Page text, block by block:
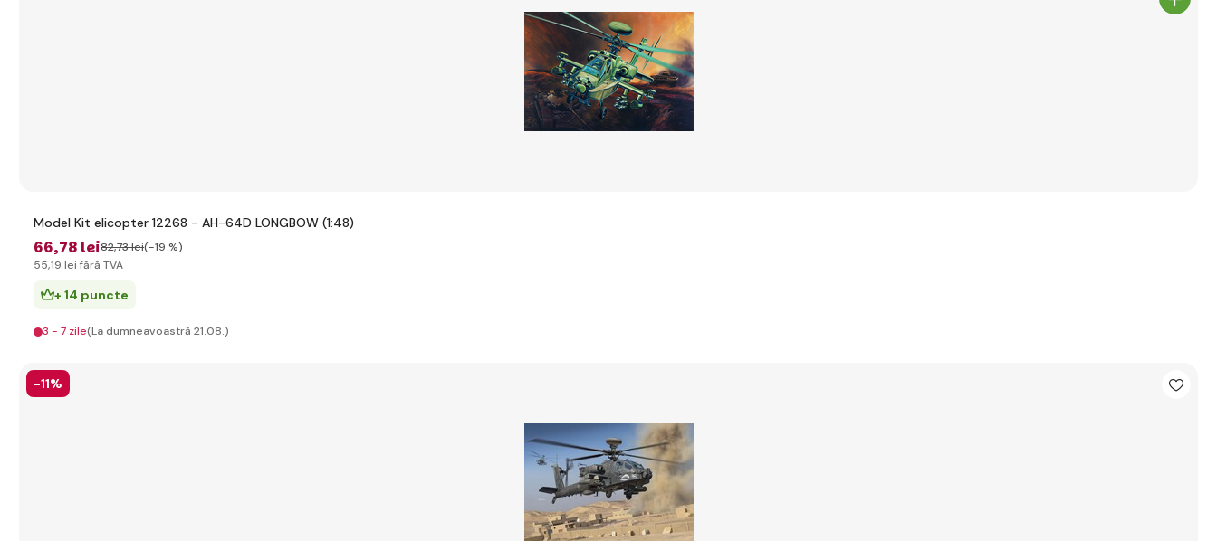
Model Kit elicopter 12268 - AH-64D LONGBOW (1:48)
66,78 lei82,73 lei(-19 %)
55,19 lei fără TVA
+ 14 puncte
3 - 7 zile(La dumneavoastră 21.08.)
-11%